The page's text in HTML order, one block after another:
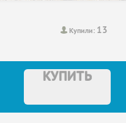
Купили: 13
КУПИТЬ